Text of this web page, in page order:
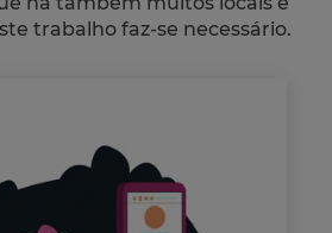
trabalho faz-se necessário.